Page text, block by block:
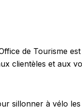
de Tourisme
clientèles et aux
sillonner à vélo